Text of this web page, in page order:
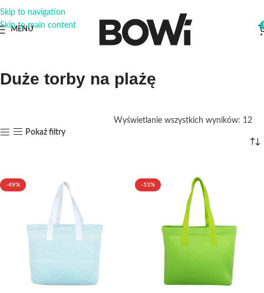
Skip to navigation
Skip to main content
MENU
Duże torby na plażę
Pokaż filtry
Wyświetlanie wszystkich wyników: 12
-49% -53%